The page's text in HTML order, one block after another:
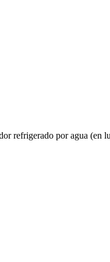
refrigerado por agua